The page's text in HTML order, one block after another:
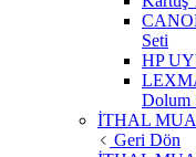
Seti
HP
Dolum
İTHAL
Geri Dön